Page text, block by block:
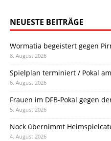
NEUESTE BEITRÄGE
Wormatia begeistert gegen
8. August 2026
Spielplan terminiert / Pokal
6. August 2026
Frauen im DFB-Pokal gegen
5. August 2026
Nock übernimmt
4. August 2026